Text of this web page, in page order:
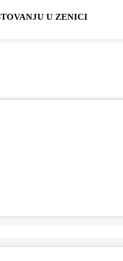
U ZENICI